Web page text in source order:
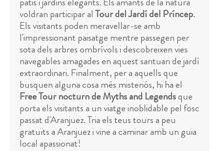
voldran participar al Tour del Jardí del Príncep.
Els visitants poden meravellar-se amb
l'impressionant paisatge mentre passegen per
sota dels arbres ombrívols i descobreixen vies
navegables amagades en aquest santuari de jardí
extraordinari. Finalment, per a aquells que
busquen alguna cosa més misteriós, hi ha el
Free Tour nocturn de Myths and Legendsque
porta els visitants a un viatge inoblidable pel fosc
passat d'Aranjuez. Tria els teus tours a peu
gratuïts a Aranjuez i vine a caminar amb un guia
local apassionat!